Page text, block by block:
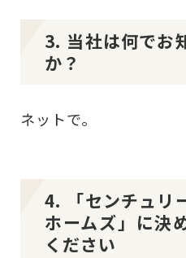
3. 当社は何でお
か？
ネットで。
4. 「センチュリ
ホームズ」に決
ください